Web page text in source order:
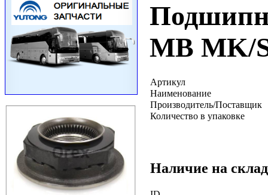
MB MK/
Артикул
Наименование
Производитель/Поставщик
Количество в упаковке
Наличие на